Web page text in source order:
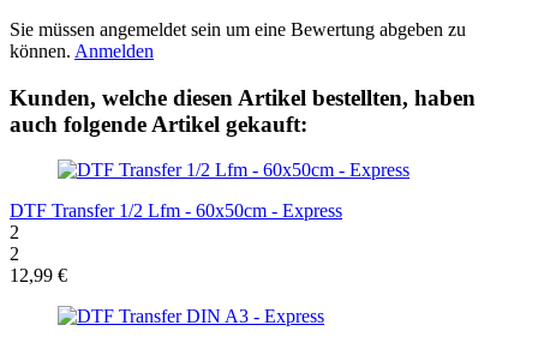
Sie müssen angemeldet sein um eine Bewertung abgeben zu
können. Anmelden
Kunden, welche diesen Artikel bestellten, haben
auch folgende Artikel gekauft:
DTF Transfer 1/2 Lfm - 60x50cm - Express
2
2
12,99 €